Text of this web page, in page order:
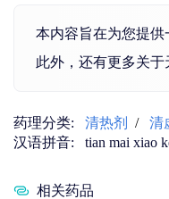
本内容旨在为您提
此外，还有更多关
药理分类: 清热剂 /
清
汉语拼音:
tian mai xiao
相关药品